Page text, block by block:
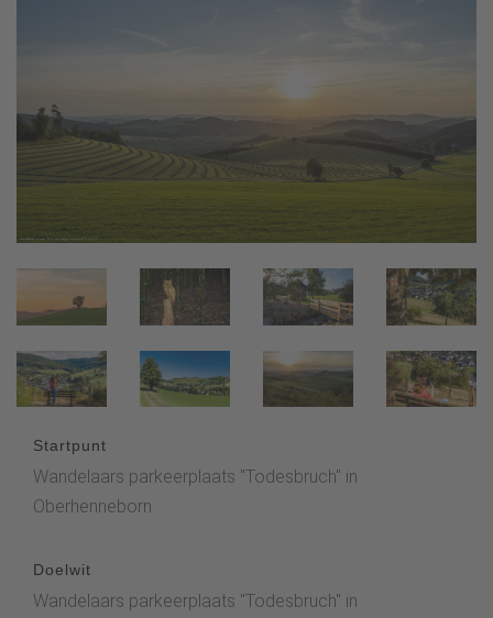
Startpunt
Wandelaars parkeerplaats "Todesbruch" in
Oberhenneborn
Doelwit
Wandelaars parkeerplaats "Todesbruch" in